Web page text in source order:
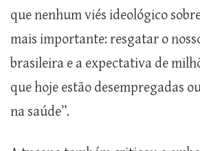
que nenhum viés ideológico
mais importante: resgatar o
brasileira e a expectativa de
que hoje estão desempregadas
na saúde”.